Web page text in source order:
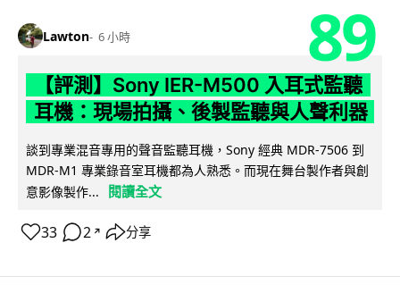
Lawton 6 小時 89
【評測】Sony IER-M500 入耳式監聽
耳機：現場拍攝、後製監聽與人聲利器
談到專業混音專用的聲音監聽耳機，Sony 經典 MDR-7506 到
MDR-M1 專業錄音室耳機都為人熟悉。而現在舞台製作者與創
意影像製作...
閱讀全文
33 2 ↗ 分享